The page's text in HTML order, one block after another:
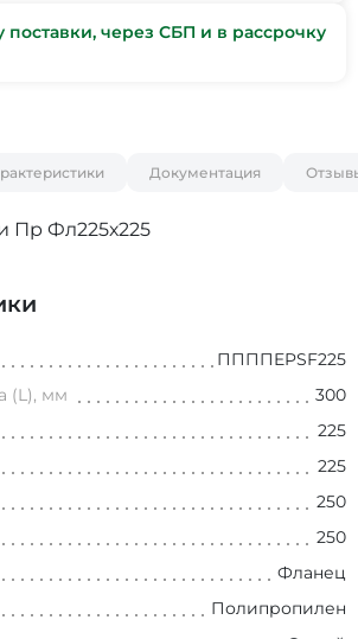
поставки, через СБП и в рассрочку
Документация
Пр Фл225х225
ППППEPSF225
(L), мм
300
225
225
250
250
Фланец
Полипропилен